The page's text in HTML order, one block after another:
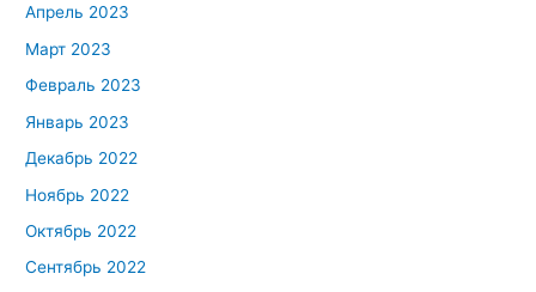
Апрель 2023
Март 2023
Февраль 2023
Январь 2023
Декабрь 2022
Ноябрь 2022
Октябрь 2022
Сентябрь 2022